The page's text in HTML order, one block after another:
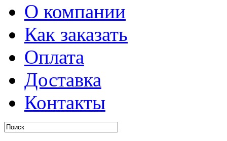
О компании
Как заказать
Оплата
Доставка
Контакты